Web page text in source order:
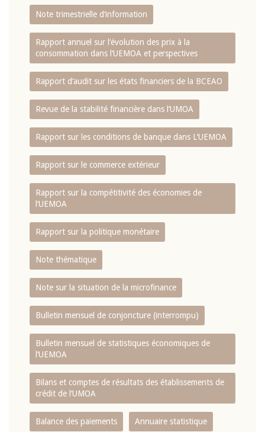
Note trimestrielle d‘information
Rapport annuel sur l‘évolution des prix à la
consommation dans l‘UEMOA et perspectives
Rapport d‘audit sur les états financiers de la BCEAO
Revue de la stabilité financière dans l‘UMOA
Rapport sur les conditions de banque dans L‘UEMOA
Rapport sur le commerce extérieur
Rapport sur la compétitivité des économies de
l‘UEMOA
Rapport sur la politique monétaire
Note thématique
Note sur la situation de la microfinance
Bulletin mensuel de conjoncture (interrompu)
Bulletin mensuel de statistiques économiques de
l‘UEMOA
Bilans et comptes de résultats des établissements de
crédit de l‘UMOA
Balance des paiements Annuaire statistique